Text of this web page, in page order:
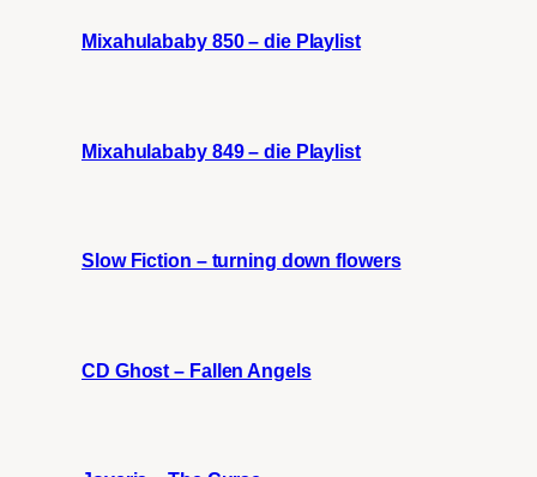
Mixahulababy 850 – die Playlist
Mixahulababy 849 – die Playlist
Slow Fiction – turning down flowers
CD Ghost – Fallen Angels